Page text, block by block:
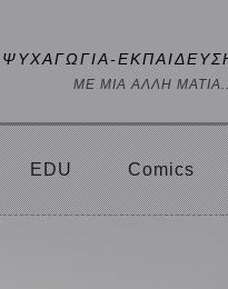
ΜΕ ΜΙΑ ΑΛΛΗ
EDU Comics